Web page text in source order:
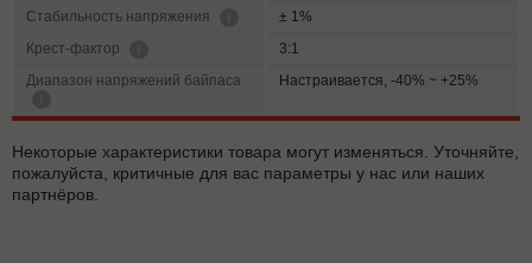
Cтабильность напряжения
± 1%
Крест-фактор
3:1
Диапазон напряжений байпаса
Настраивается, -40% ~ +25%
Некоторые характеристики товара могут изменяться. Уточняйте,
пожалуйста, критичные для вас параметры у нас или наших
партнёров.